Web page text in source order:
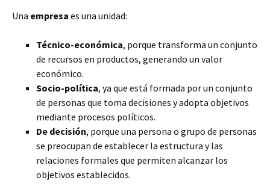
Una empresa es una unidad:
Técnico-económica, porque transforma un conjunto
de recursos en productos, generando un valor
económico.
Socio-política, ya que está formada por un conjunto
de personas que toma decisiones y adopta objetivos
mediante procesos políticos.
De decisión, porque una persona o grupo de personas
se preocupan de establecer la estructura y las
relaciones formales que permiten alcanzar los
objetivos establecidos.